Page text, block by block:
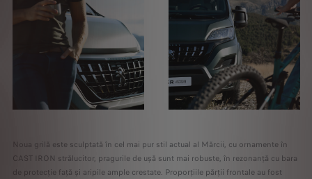
Noua grilă este sculptată în cel mai pur stil actual al Mărcii, cu ornamente în
CAST IRON strălucitor, pragurile de ușă sunt mai robuste, în rezonanță cu bara
de protecție față și aripile ample crestate. Proporțiile părții frontale au fost